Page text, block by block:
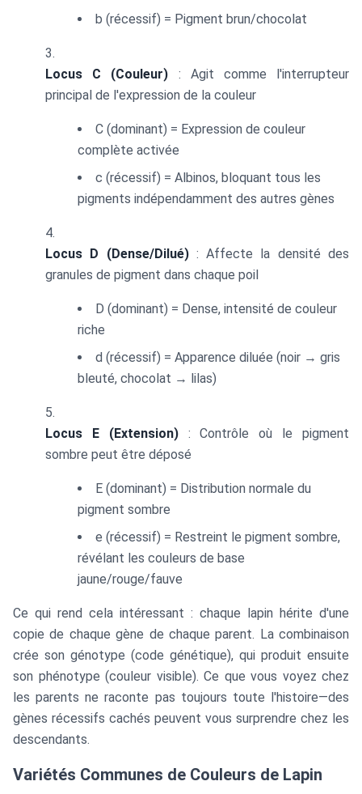
b (récessif) = Pigment brun/chocolat
Locus C (Couleur) : Agit comme l'interrupteur
principal de l'expression de la couleur
C (dominant) = Expression de couleur
complète activée
c (récessif) = Albinos, bloquant tous les
pigments indépendamment des autres gènes
Locus D (Dense/Dilué): Affecte la densité des
granules de pigment dans chaque poil
D (dominant) = Dense, intensité de couleur
riche
d (récessif) = Apparence diluée (noir → gris
bleuté, chocolat → lilas)
Locus E (Extension): Contrôle où le pigment
sombre peut être déposé
E (dominant) = Distribution normale du
pigment sombre
e (récessif) = Restreint le pigment sombre,
révélant les couleurs de base
jaune/rouge/fauve
Ce qui rend cela intéressant : chaque lapin hérite d'une
copie de chaque gène de chaque parent. La combinaison
crée son génotype (code génétique), qui produit ensuite
son phénotype (couleur visible). Ce que vous voyez chez
les parents ne raconte pas toujours toute l'histoire—des
gènes récessifs cachés peuvent vous surprendre chez les
descendants.
Variétés Communes de Couleurs de Lapin